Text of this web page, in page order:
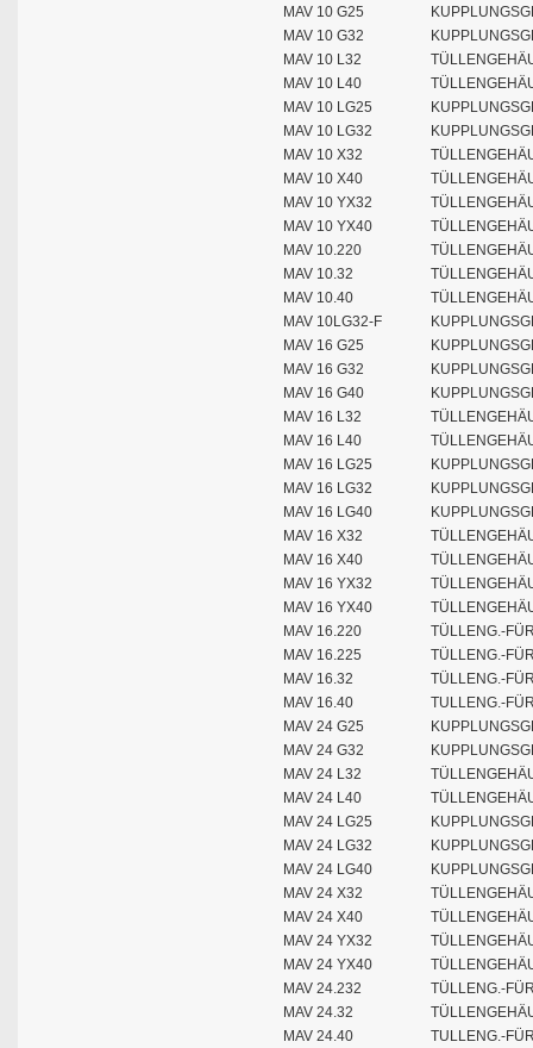
MAV 10 G25
MAV 10 G32
MAV 10 L32
MAV 10 L40
MAV 10 LG25
MAV 10 LG32
MAV 10 X32
MAV 10 X40
MAV 10 YX32
MAV 10 YX40
MAV 10.220
MAV 10.32
MAV 10.40
MAV 10LG32-F
MAV 16 G25
MAV 16 G32
MAV 16 G40
MAV 16 L32
MAV 16 L40
MAV 16 LG25
MAV 16 LG32
MAV 16 LG40
MAV 16 X32
MAV 16 X40
MAV 16 YX32
MAV 16 YX40
MAV 16.220
TÜLLENG.-
MAV 16.225
TÜLLENG.-
MAV 16.32
TÜLLENG.-
MAV 16.40
TULLENG.-
MAV 24 G25
MAV 24 G32
MAV 24 L32
MAV 24 L40
MAV 24 LG25
MAV 24 LG32
MAV 24 LG40
MAV 24 X32
MAV 24 X40
MAV 24 YX32
MAV 24 YX40
MAV 24.232
TÜLLENG.-
MAV 24.32
MAV 24.40
TULLENG.-